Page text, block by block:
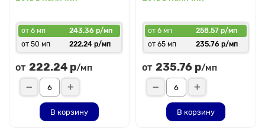
от 6 мп
243.36 р/мп
от 50 мп
222.24 р/мп
от 222.24 р/мп
В корзину
от 6 мп
258.57 р/мп
от 65 мп
235.76 р/мп
от 235.76 р/мп
В корзину